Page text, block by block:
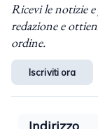
Ricevi le notizie
redazione e
ordine.
Iscriviti ora